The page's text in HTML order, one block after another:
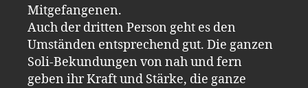
Mitgefangenen.
Auch der dritten Person geht es den
Umständen entsprechend gut. Die ganzen
Soli-Bekundungen von nah und fern
geben ihr Kraft und Stärke, die ganze